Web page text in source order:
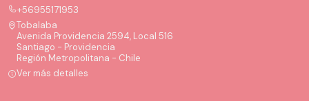
+56955171953
Tobalaba
Avenida Providencia 2594, Local 516
Santiago - Providencia
Región Metropolitana - Chile
Ver más detalles